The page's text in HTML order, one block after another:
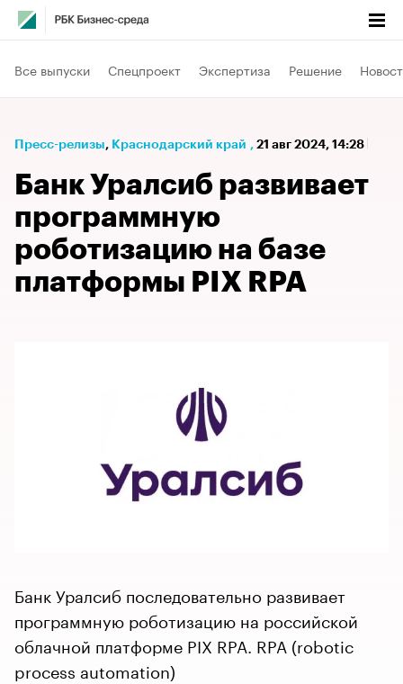
Все выпуски Спецпроект Экспертиза Решение
Пресс-релизы⁠, Краснодарский край , 21 авг 2024, 14:28
Банк Уралсиб развивает
программную
роботизацию на базе
платформы PIX RPA
Банк Уралсиб последовательно развивает
программную роботизацию на российской
облачной платформе PIX RPA. RPA (robotic
process automation)